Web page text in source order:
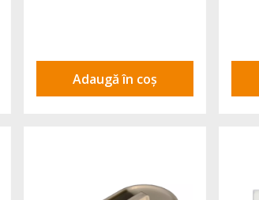
Adaugă în coș